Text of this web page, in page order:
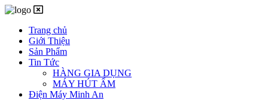
Trang chủ
Giới Thiệu
Sản Phẩm
Tin Tức
HÀNG GIA DỤNG
MÁY HÚT ẨM
Điện Máy Minh An